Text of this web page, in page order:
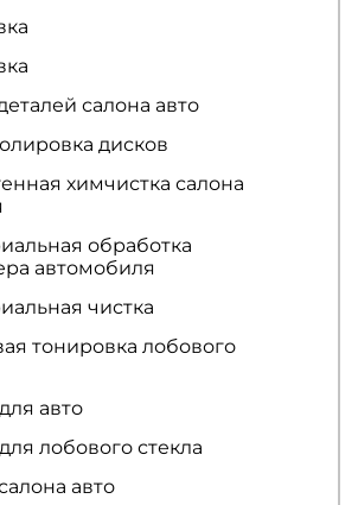
салона авто
дисков
химчистка салона
обработка
автомобиля
чистка
тонировка лобового
авто
лобового стекла
авто